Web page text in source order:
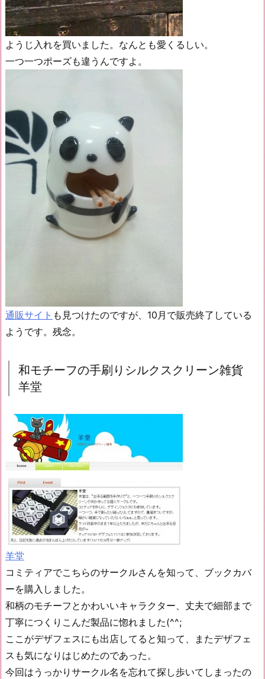
ようじ入れを買いました。なんとも愛くるしい。
一つ一つポーズも違うんですよ。
通販サイト も見つけたのですが、10月で販売終了している
ようです。残念。
和モチーフの手刷りシルクスクリーン雑貨
羊堂
羊堂
コミティアでこちらのサークルさんを知って、ブックカバ
ーを購入しました。
和柄のモチーフとかわいいキャラクター、丈夫で細部まで
丁寧につくりこんだ製品に惚れました(^^;
ここがデザフェスにも出店してると知って、またデザフェ
スも気になりはじめたのであった。
今回はうっかりサークル名を忘れて探し歩いてしまったの